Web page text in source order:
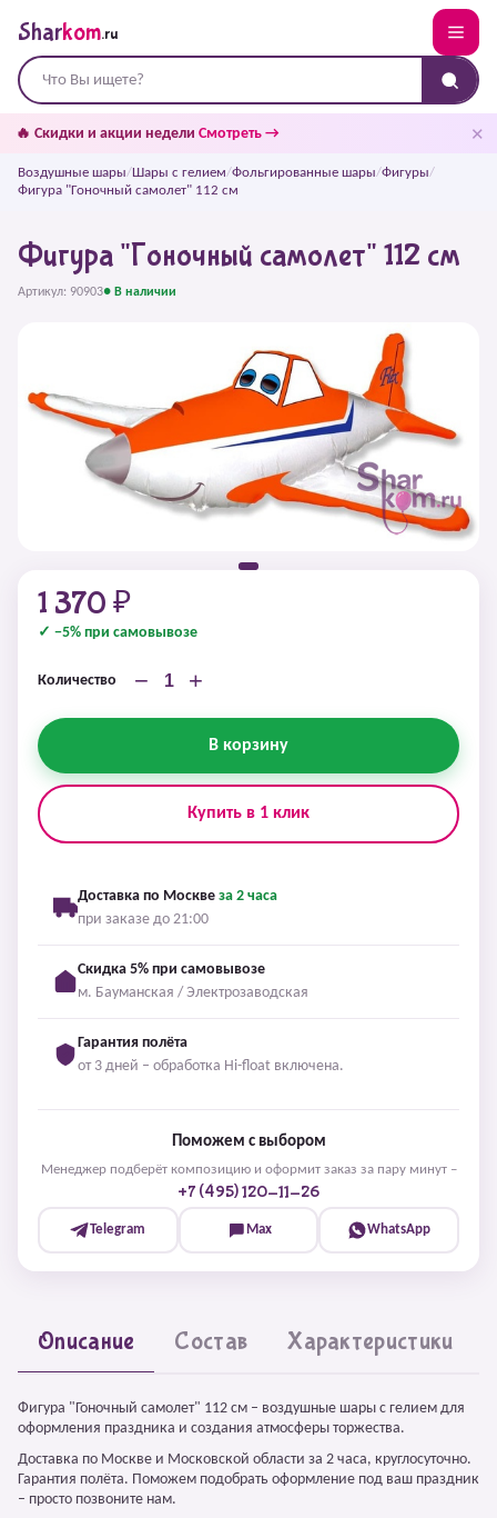
Sharkom.ru
🔥 Скидки и акции недели Смотреть → ✕
Воздушные шары/Шары с гелием/Фольгированные шары/Фигуры/
Фигура "Гоночный самолет" 112 см
Фигура "Гоночный самолет" 112 см
Артикул: 90903● В наличии
1 370 ₽
✓ −5% при самовывозе
Количество − +
В корзину
Купить в 1 клик
Доставка по Москве за 2 часа
при заказе до 21:00
Скидка 5% при самовывозе
м. Бауманская / Электрозаводская
Гарантия полёта
от 3 дней – обработка Hi-float включена.
Поможем с выбором
Менеджер подберёт композицию и оформит заказ за пару минут –
+7 (495) 120-11-26
Telegram Max WhatsApp
Описание Состав Характеристики
Фигура "Гоночный самолет" 112 см – воздушные шары с гелием для
оформления праздника и создания атмосферы торжества.
Доставка по Москве и Московской области за 2 часа, круглосуточно.
Гарантия полёта. Поможем подобрать оформление под ваш праздник
– просто позвоните нам.